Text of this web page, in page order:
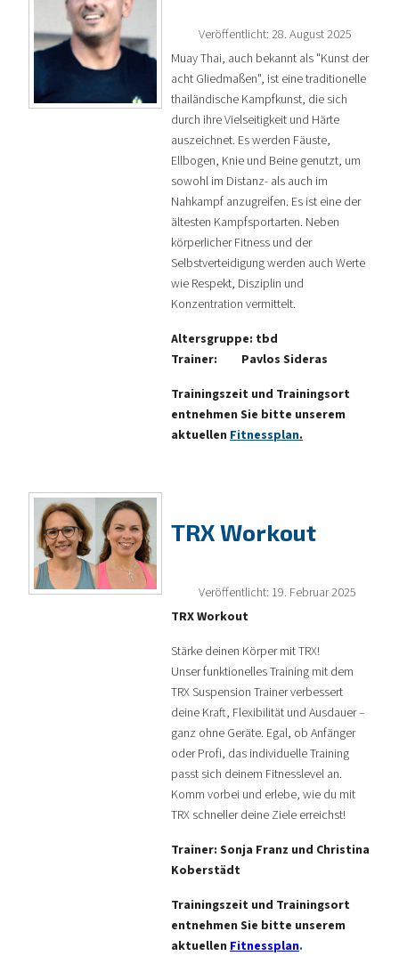
Veröffentlicht: 28. August 2025
Muay Thai, auch bekannt als "Kunst der
acht Gliedmaßen", ist eine traditionelle
thailändische Kampfkunst, die sich
durch ihre Vielseitigkeit und Härte
auszeichnet. Es werden Fäuste,
Ellbogen, Knie und Beine genutzt, um
sowohl im Distanz- als auch im
Nahkampf anzugreifen. Es ist eine der
ältesten Kampfsportarten. Neben
körperlicher Fitness und der
Selbstverteidigung werden auch Werte
wie Respekt, Disziplin und
Konzentration vermittelt.
Altersgruppe: tbd
Trainer: Pavlos Sideras
Trainingszeit und Trainingsort
entnehmen Sie bitte unserem
aktuellen Fitnessplan.
TRX Workout
Veröffentlicht: 19. Februar 2025
TRX Workout
Stärke deinen Körper mit TRX!
Unser funktionelles Training mit dem
TRX Suspension Trainer verbessert
deine Kraft, Flexibilität und Ausdauer –
ganz ohne Geräte. Egal, ob Anfänger
oder Profi, das individuelle Training
passt sich deinem Fitnesslevel an.
Komm vorbei und erlebe, wie du mit
TRX schneller deine Ziele erreichst!
Trainer: Sonja Franz und Christina
Koberstädt
Trainingszeit und Trainingsort
entnehmen Sie bitte unserem
aktuellen Fitnessplan.